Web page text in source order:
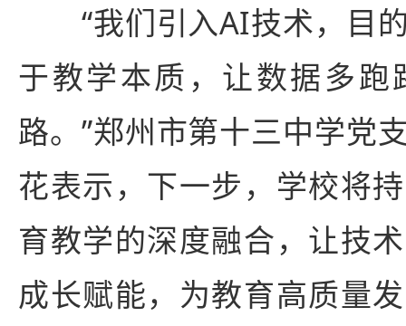
“我们引入AI技术，目
于教学本质，让数据多跑
路。”郑州市第十三中学党
花表示，下一步，学校将
育教学的深度融合，让技
成长赋能，为教育高质量